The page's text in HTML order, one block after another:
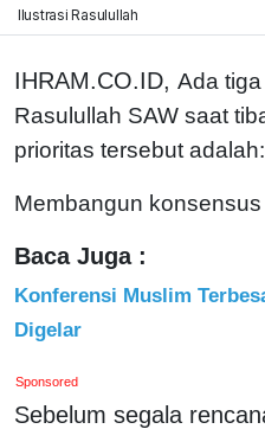
Ilustrasi Rasulullah
IHRAM.CO.ID, Ada
Rasulullah SAW saat
prioritas tersebut adalah:
Membangun
Baca Juga :
Konferensi Muslim
Digelar
Sponsored
Sebelum segala